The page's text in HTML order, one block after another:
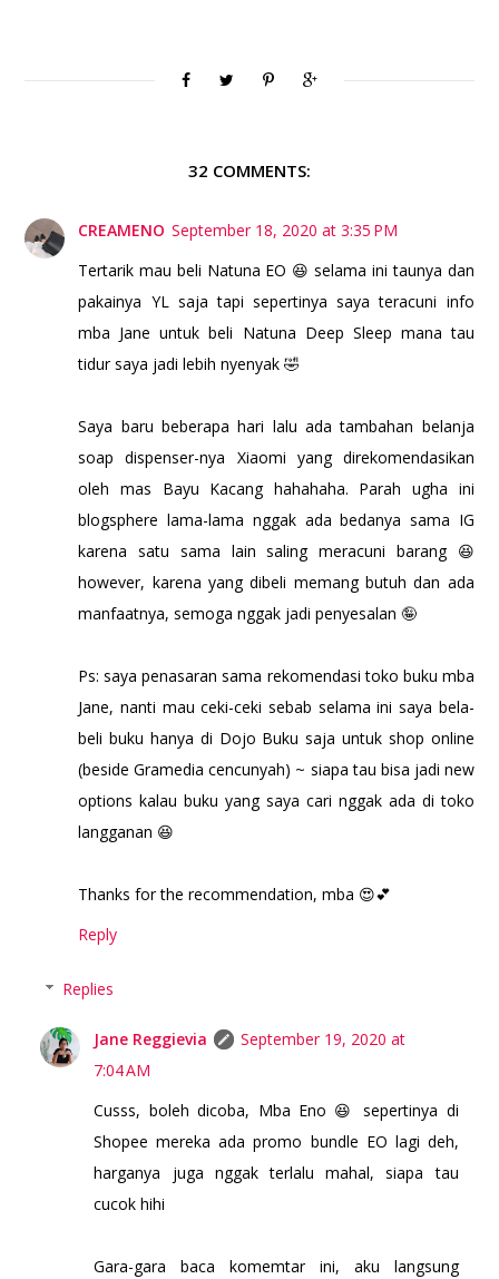
32 COMMENTS:
CREAMENO September 18, 2020 at 3:35 PM
Tertarik mau beli Natuna EO 😆 selama ini taunya dan
pakainya YL saja tapi sepertinya saya teracuni info
mba Jane untuk beli Natuna Deep Sleep mana tau
tidur saya jadi lebih nyenyak 🤣
Saya baru beberapa hari lalu ada tambahan belanja
soap dispenser-nya Xiaomi yang direkomendasikan
oleh mas Bayu Kacang hahahaha. Parah ugha ini
blogsphere lama-lama nggak ada bedanya sama IG
karena satu sama lain saling meracuni barang 😆
however, karena yang dibeli memang butuh dan ada
manfaatnya, semoga nggak jadi penyesalan 🤪
Ps: saya penasaran sama rekomendasi toko buku mba
Jane, nanti mau ceki-ceki sebab selama ini saya bela-
beli buku hanya di Dojo Buku saja untuk shop online
(beside Gramedia cencunyah) ~ siapa tau bisa jadi new
options kalau buku yang saya cari nggak ada di toko
langganan 😆
Thanks for the recommendation, mba 😍💕
Reply
Replies
Jane Reggievia
September 19, 2020 at
7:04 AM
Cusss, boleh dicoba, Mba Eno 😆 sepertinya di
Shopee mereka ada promo bundle EO lagi deh,
harganya juga nggak terlalu mahal, siapa tau
cucok hihi
Gara-gara baca komemtar ini, aku langsung